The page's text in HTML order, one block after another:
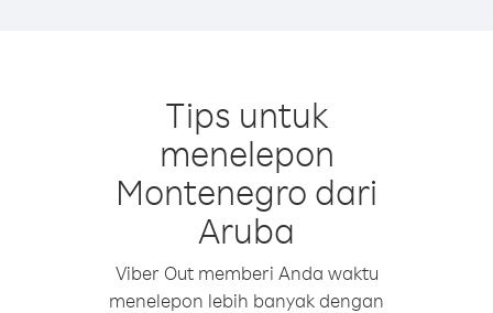
Tips untuk
menelepon
Montenegro dari
Aruba
Viber Out memberi Anda waktu
menelepon lebih banyak dengan